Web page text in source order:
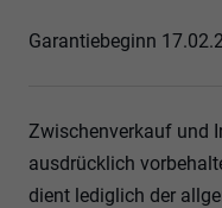
Garantiebeginn
Zwischenverkauf und
ausdrücklich
dient lediglich der